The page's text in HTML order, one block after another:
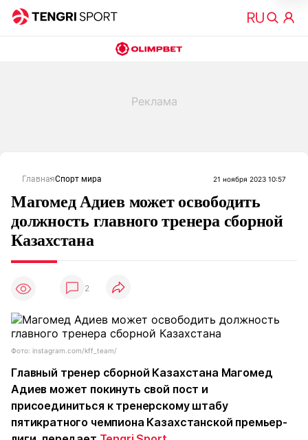
ГлавнаяСпорт мира 21 ноября 2023 10:57
Магомед Адиев может освободить
должность главного тренера сборной
Казахстана
2
Фото: instagram.com/kff_team/
Главный тренер сборной Казахстана Магомед
Адиев может покинуть свой пост и
присоединиться к тренерскому штабу
пятикратного чемпиона Казахстанской премьер-